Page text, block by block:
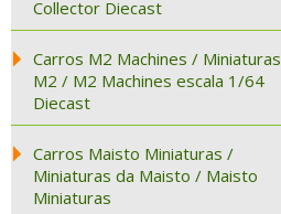
Collector Diecast
Carros M2 Machines / Miniaturas
M2 / M2 Machines escala 1/64
Diecast
Carros Maisto Miniaturas /
Miniaturas da Maisto / Maisto
Miniaturas